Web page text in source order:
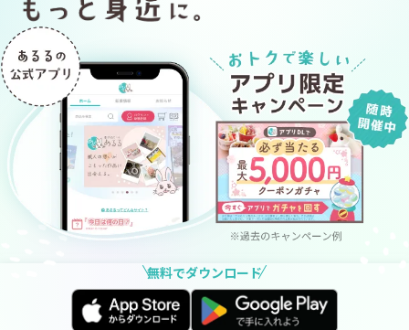
無料でダウンロード